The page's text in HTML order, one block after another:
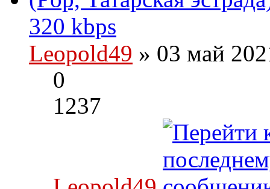
320 kbps
Leopold49 » 03 май
0
1237